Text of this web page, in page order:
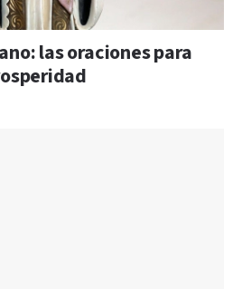
las oraciones para